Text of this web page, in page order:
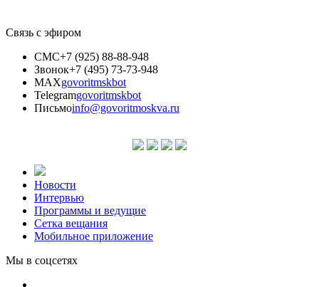
Связь с эфиром
СМС+7 (925) 88-88-948
Звонок+7 (495) 73-73-948
MAXgovoritmskbot
Telegramgovoritmskbot
Письмоinfo@govoritmoskva.ru
Новости
Интервью
Программы и ведущие
Сетка вещания
Мобильное приложение
Мы в соцсетях